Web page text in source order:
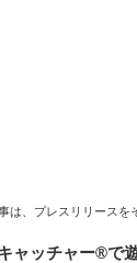
は、プレスリリースを
ャッチャー®で